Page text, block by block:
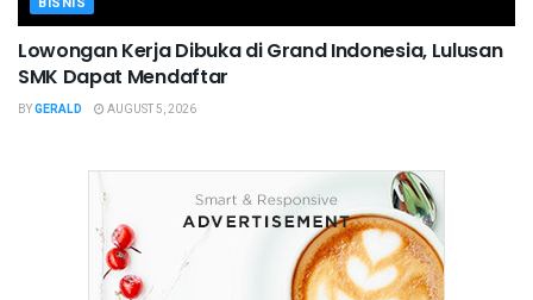
Lowongan Kerja Dibuka di Grand Indonesia, Lulusan
SMK Dapat Mendaftar
BYGERALD AUGUST 5, 2026